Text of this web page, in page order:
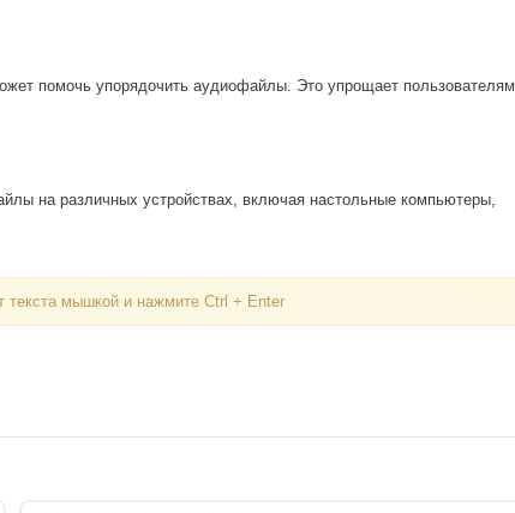
помочь упорядочить аудиофайлы. Это упрощает пользователям
на различных устройствах, включая настольные компьютеры,
текста мышкой и нажмите Ctrl + Enter
Вход